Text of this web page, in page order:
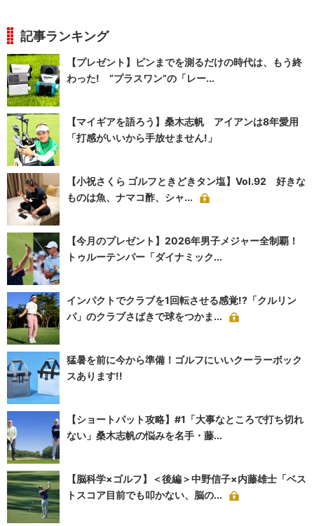
記事ランキング
【プレゼント】ピンまでを測るだけの時代は、もう終
わった! “プラスワン”の「レー...
【マイギアを語ろう】桑木志帆 アイアンは8年愛用
「打感がいいから手放せません!」
【小祝さくら ゴルフときどきタン塩】Vol.92 好きな
ものは魚、ナマコ酢、シャ...
【今月のプレゼント】2026年男子メジャー全制覇！
トゥルーテンパー「ダイナミック...
インパクトでクラブを1回転させる感覚!?「クルリン
パ」のクラブさばきで球をつかま...
猛暑を前に今から準備！ゴルフにいいクーラーボック
スあります!!
【ショートパット攻略】#1「大事なところで打ち切れ
ない」桑木志帆の悩みを名手・藤...
【脳科学×ゴルフ】＜後編＞中野信子×内藤雄士「ベス
トスコア目前でも叩かない、脳の...